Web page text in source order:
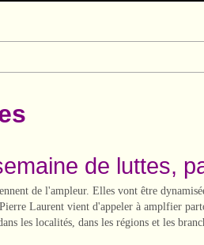
de luttes,
de l'ampleur. Elles vont être
Laurent vient d'appeler à amplfier
les localités, dans les régions et les